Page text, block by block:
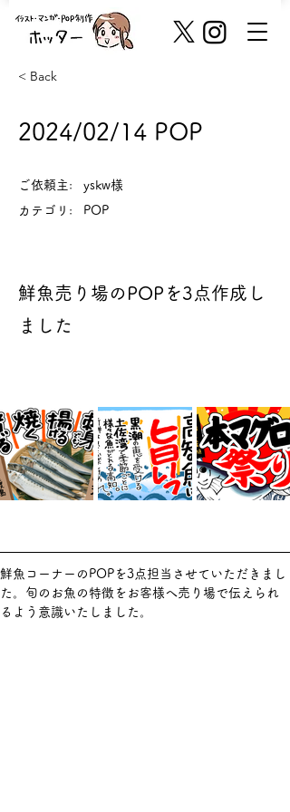
< Back
2024/02/14 POP
ご依頼主:
yskw様
カテゴリ:
POP
鮮魚売り場のPOPを3点作成し
ました
鮮魚コーナーのPOPを3点担当させていただきまし
た。旬のお魚の特徴をお客様へ売り場で伝えられ
るよう意識いたしました。